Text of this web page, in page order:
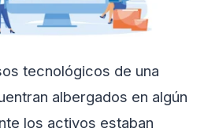
tecnológicos de una
albergados en algún
los activos estaban